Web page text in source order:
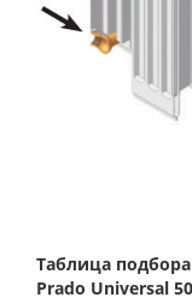
Таблица
Prado Universal